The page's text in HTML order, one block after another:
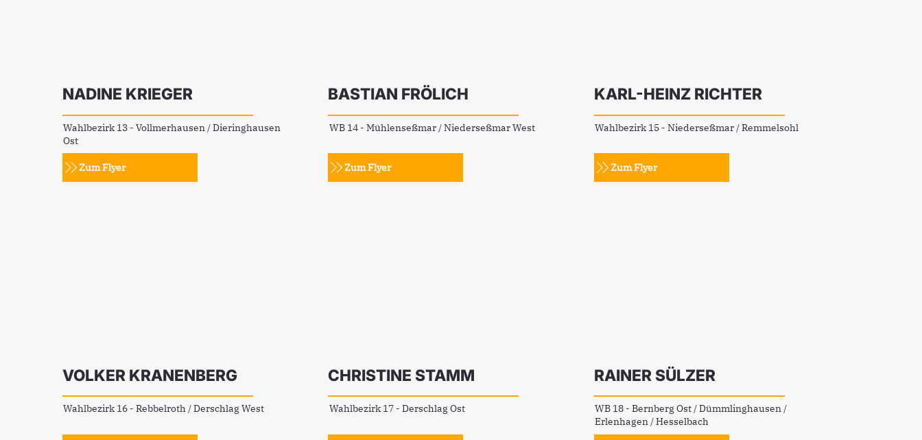
Zum Flyer
NADINE KRIEGER
Wahlbezirk 13 - Vollmerhausen / Dieringhausen
Ost
Zum Flyer
BASTIAN FRÖLICH
WB 14 - Mühlenseßmar / Niederseßmar West
Zum Flyer
KARL-HEINZ RICHTER
Wahlbezirk 15 - Niederseßmar / Remmelsohl
VOLKER KRANENBERG
Wahlbezirk 16 - Rebbelroth / Derschlag West
CHRISTINE STAMM
Wahlbezirk 17 - Derschlag Ost
RAINER SÜLZER
WB 18 - Bernberg Ost / Dümmlinghausen /
Erlenhagen / Hesselbach